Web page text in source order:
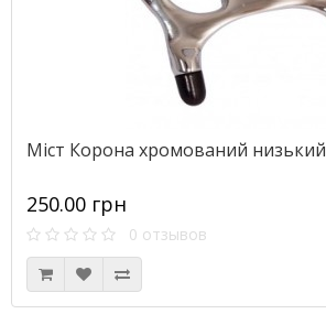
Міст Корона хромований низький
250.00 грн
0 отзывов